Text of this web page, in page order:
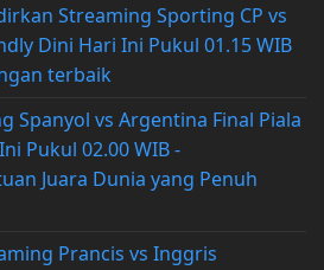
Streaming Sporting CP vs
Dini Hari Ini Pukul 01.15 WIB
terbaik
Spanyol vs Argentina Final Piala
Pukul 02.00 WIB -
Juara Dunia yang Penuh
Prancis vs Inggris